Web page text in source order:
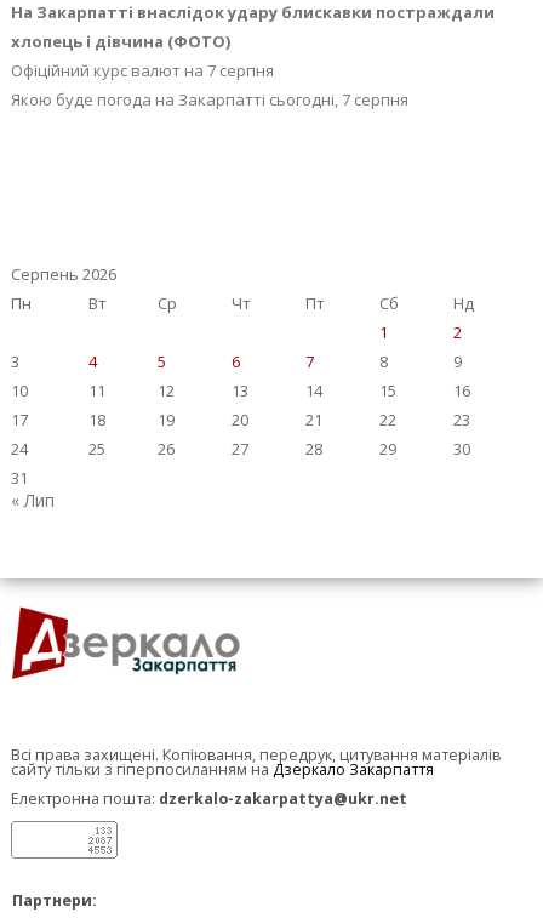
На Закарпатті внаслідок удару блискавки постраждали
хлопець і дівчина (ФОТО)
Офіційний курс валют на 7 серпня
Якою буде погода на Закарпатті сьогодні, 7 серпня
Серпень 2026
Пн
Вт Ср Чт Пт Сб
Нд
1
2
3
4 5 6 7 8
9
10
11 12 13 14 15
16
17
18 19 20 21 22
23
24
25 26 27 28 29
30
31
« Лип
Всі права захищені. Копіювання, передрук, цитування матеріалів
сайту тільки з гіперпосиланням на Дзеркало Закарпаття
Електронна пошта: dzerkalo-zakarpattya@ukr.net
Партнери: